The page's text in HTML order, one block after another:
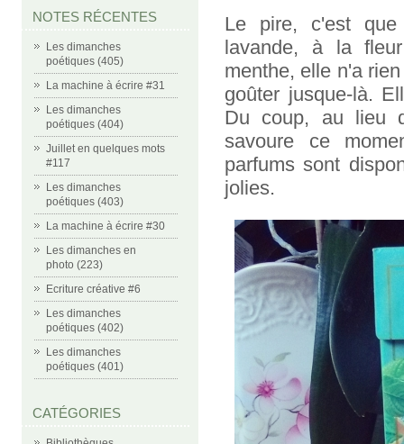
NOTES RÉCENTES
Les dimanches
poétiques (405)
La machine à écrire #31
Les dimanches
poétiques (404)
Juillet en quelques mots
#117
Les dimanches
poétiques (403)
La machine à écrire #30
Les dimanches en
photo (223)
Ecriture créative #6
Les dimanches
poétiques (402)
Les dimanches
poétiques (401)
CATÉGORIES
Le pire, c'est
lavande, à la
menthe, elle n'a
goûter jusque-là.
Du coup, au lieu
savoure ce
parfums sont
jolies.